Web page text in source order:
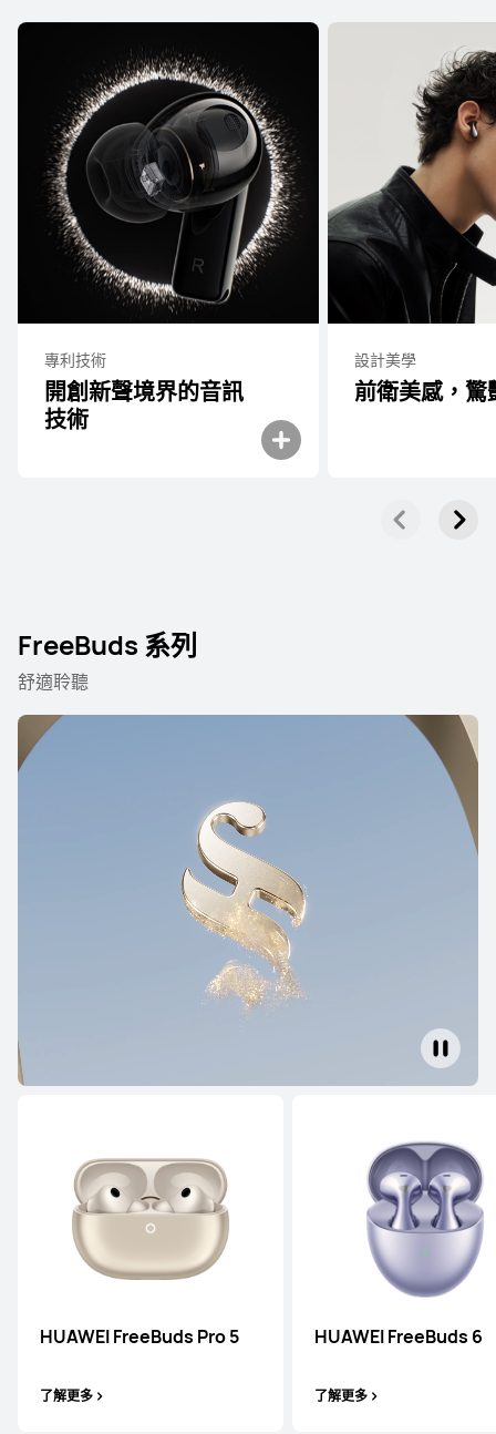
專利技術
開創新聲境界的音訊
技⁠術
設計美學
前衛美感，驚
FreeBuds 系列
舒適聆聽
HUAWEI FreeBuds Pro 5
了解更多
HUAWEI FreeBuds 6
了解更多